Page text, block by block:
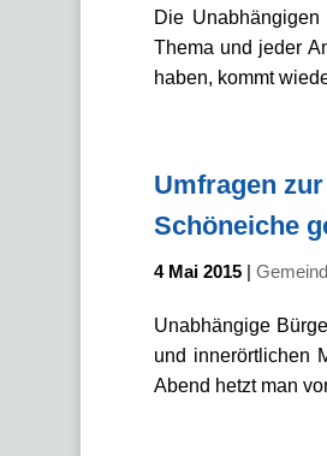
Die
Thema und jeder
haben, kommt
Umfragen
Schöneiche
4 Mai 2015|
Unabhängige
und innerörtlichen
Abend hetzt man